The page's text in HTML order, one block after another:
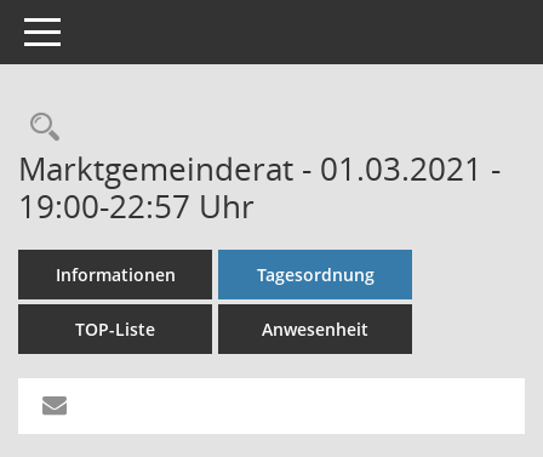
Toggle navigation
Rechercheauswahl
Marktgemeinderat - 01.03.2021 -
19:00-22:57 Uhr
Informationen Tagesordnung
TOP-Liste Anwesenheit